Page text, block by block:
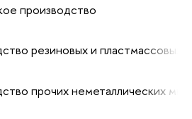
производство
резиновых и пластмассовых
прочих неметаллических